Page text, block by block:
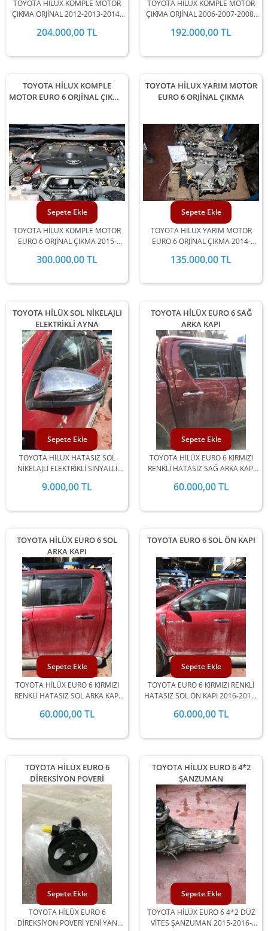
TOYOTA HİLUX KOMPLE MOTOR
ÇIKMA ORJİNAL 2012-2013-2014-
STOKLARIMIZDA MEVCUTTUR.
204.000,00 TL
TOYOTA HİLUX KOMPLE MOTOR
ÇIKMA ORJİNAL 2006-2007-2008-
STOKLARIMIZDA MEVCUTTUR.
192.000,00 TL
TOYOTA HİLUX KOMPLE
MOTOR EURO 6 ORJİNAL ÇIKMA
TOYOTA HİLUX KOMPLE MOTOR
EURO 6 ORJİNAL ÇIKMA 2015-
ARALIĞINDA STOKLARIMIZDA
300.000,00 TL
Sepete Ekle
TOYOTA HİLUX YARIM MOTOR
EURO 6 ORJİNAL ÇIKMA
TOYOTA HİLUX YARIM MOTOR
EURO 6 ORJİNAL ÇIKMA 2014-
ARALIĞINDA STOKLARIMIZDA
135.000,00 TL
Sepete Ekle
TOYOTA HİLÜX SOL NİKELAJLI
ELEKTRİKLİ AYNA
TOYOTA HİLÜX HATASIZ SOL
NİKELAJLI ELEKTRİKLİ SİNYALLİ
2019-2020 YILLARI ARASI UYUMLU
9.000,00 TL
Sepete Ekle
TOYOTA HİLÜX EURO 6 SAĞ
ARKA KAPI
TOYOTA HİLÜX EURO 6 KIRMIZI
RENKLİ HATASIZ SAĞ ARKA KAPI
YILLARI UYUMLU
60.000,00 TL
Sepete Ekle
TOYOTA HİLÜX EURO 6 SOL
ARKA KAPI
TOYOTA HİLÜX EURO 6 KIRMIZI
RENKLİ HATASIZ SOL ARKA KAPI
YILLARI UYUMLU
60.000,00 TL
Sepete Ekle
TOYOTA EURO 6 SOL ÖN KAPI
TOYOTA EURO 6 KIRMIZI RENKLİ
HATASIZ SOL ÖN KAPI 2016-2017-
60.000,00 TL
Sepete Ekle
TOYOTA HİLÜX EURO 6
DİREKSİYON POVERİ
TOYOTA HİLÜX EURO 6
DİREKSİYON POVERİ YENİ YAN
Sepete Ekle
TOYOTA HİLÜX EURO 6 4*2
ŞANZUMAN
TOYOTA HİLÜX EURO 6 4*2 DÜZ
VİTES ŞANZUMAN 2015-2016-
Sepete Ekle